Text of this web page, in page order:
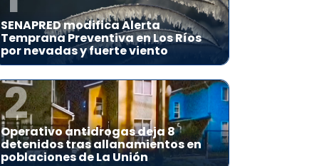
SENAPRED modifica Alerta
Temprana Preventiva en Los Ríos
por nevadas y fuerte viento
2
Operativo antidrogas deja 8
detenidos tras allanamientos en
poblaciones de La Unión